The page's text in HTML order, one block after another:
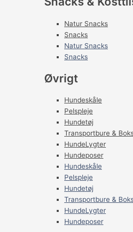
Natur Snacks
Snacks
Natur Snacks
Snacks
Øvrigt
Hundeskåle
Pelspleje
Hundetøj
Transportbure &
HundeLygter
Hundeposer
Hundeskåle
Pelspleje
Hundetøj
Transportbure &
HundeLygter
Hundeposer